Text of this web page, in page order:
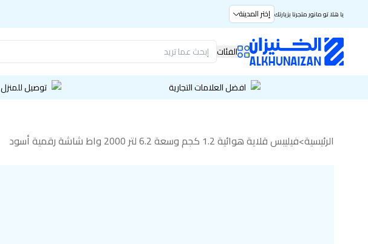
يا هلا تو مانور متجرنا بزيارتك إختر المدينة
الفئات
افضل العلامات التجارية توصيل للمنزل
الرئيسية>فيليبس قلاية هوائية 1.2 كجم وسعة 6.2 لتر 2000 واط شاشة رقمية أسود